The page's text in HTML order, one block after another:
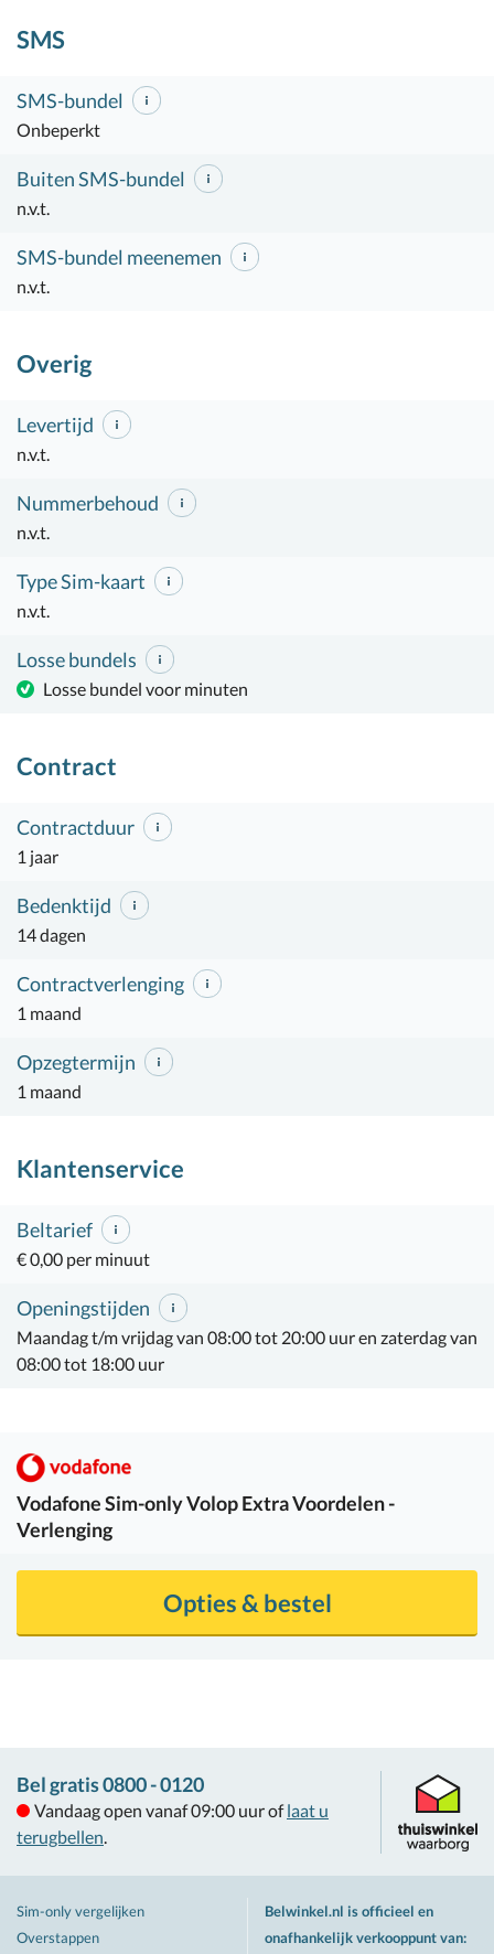
SMS
SMS-bundel
Onbeperkt
Buiten SMS-bundel
n.v.t.
SMS-bundel meenemen
n.v.t.
Overig
Levertijd
n.v.t.
Nummerbehoud
n.v.t.
Type Sim-kaart
n.v.t.
Losse bundels
Losse bundel voor minuten
Contract
Contractduur
1 jaar
Bedenktijd
14 dagen
Contractverlenging
1 maand
Opzegtermijn
1 maand
Klantenservice
Beltarief
€ 0,00 per minuut
Openingstijden
Maandag t/m vrijdag van 08:00 tot 20:00 uur en zaterdag van
08:00 tot 18:00 uur
VodafoneSim-only Volop Extra Voordelen -
Verlenging
Opties & bestel
Bel gratis 0800 - 0120
Vandaag open vanaf 09:00 uur of laat u
terugbellen.
Sim-only vergelijken
Overstappen
Belwinkel.nl is officieel en
onafhankelijk verkooppunt van: